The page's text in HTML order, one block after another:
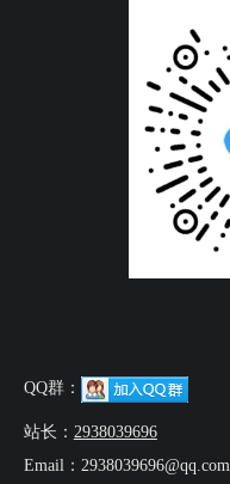
QQ群：
站长： 2938039696
Email：2938039696@qq.com